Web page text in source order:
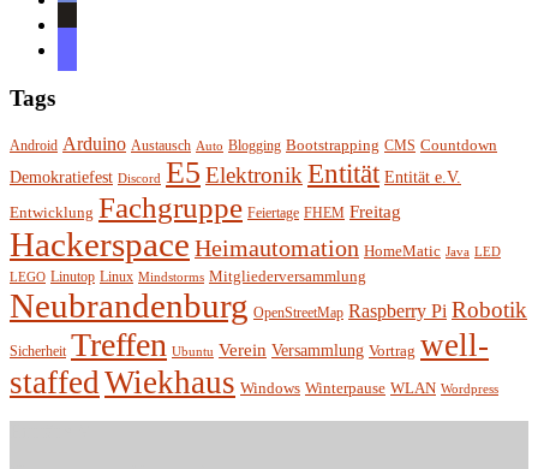
Tags
Android Arduino Austausch Auto Blogging Bootstrapping CMS Countdown
Demokratiefest Discord E5 ElektronikEntität Entität e.V.
Entwicklung Fachgruppe Feiertage FHEM Freitag
Hackerspace Heimautomation HomeMatic Java LED
LEGO Linutop Linux Mindstorms Mitgliederversammlung
Neubrandenburg OpenStreetMap Raspberry Pi Robotik
Sicherheit Treffen Ubuntu Verein Versammlung Vortrag well-
staffedWiekhaus Windows Winterpause WLAN Wordpress